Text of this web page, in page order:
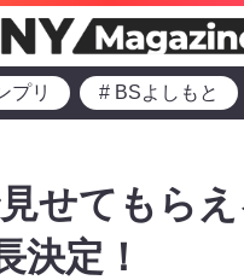
プリ # BSよしもと
せてもら
決定！